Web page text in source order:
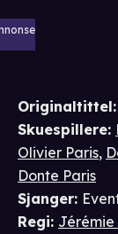
Originaltittel:
Skuespillere:
Olivier Paris,
Donte Paris
Sjanger:
Regi: Jérémie